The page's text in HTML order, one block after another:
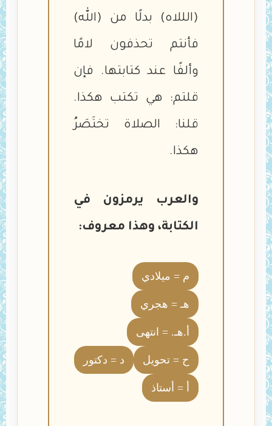
(الللاه) بدلًا من (الله)
فأنتم تحذفون لامًا
وألفًا عند كتابتها. فإن
قلتم: هي تكتب هكذا.
قلنا: الصلاة تختَصَرُ
هكذا.
والعرب يرمزون في
الكتابة، وهذا معروف:
م = ميلادي
هـ = هجري
أ.هـ. = انتهى
ح = تحويل د = دكتور
أ = أستاذ